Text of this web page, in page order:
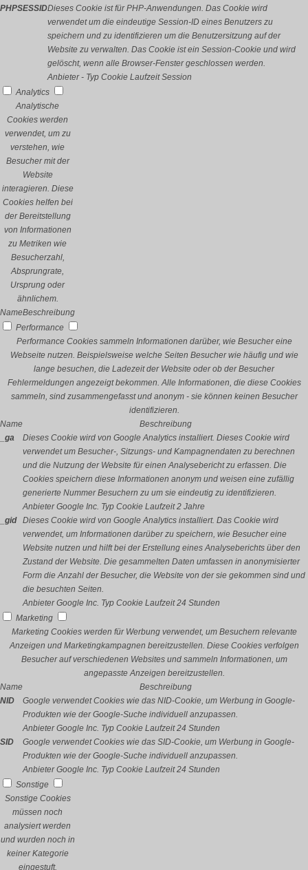
PHPSESSIDDieses Cookie ist für PHP-Anwendungen. Das Cookie wird
verwendet um die eindeutige Session-ID eines Benutzers zu
speichern und zu identifizieren um die Benutzersitzung auf der
Website zu verwalten. Das Cookie ist ein Session-Cookie und wird
gelöscht, wenn alle Browser-Fenster geschlossen werden.
Anbieter - Typ Cookie Laufzeit Session
Analytics
Analytische
Cookies werden
verwendet, um zu
verstehen, wie
Besucher mit der
Website
interagieren. Diese
Cookies helfen bei
der Bereitstellung
von Informationen
zu Metriken wie
Besucherzahl,
Absprungrate,
Ursprung oder
ähnlichem.
NameBeschreibung
Performance
Performance Cookies sammeln Informationen darüber, wie Besucher eine
Webseite nutzen. Beispielsweise welche Seiten Besucher wie häufig und wie
lange besuchen, die Ladezeit der Website oder ob der Besucher
Fehlermeldungen angezeigt bekommen. Alle Informationen, die diese Cookies
sammeln, sind zusammengefasst und anonym - sie können keinen Besucher
identifizieren.
Name
Beschreibung
_ga
Dieses Cookie wird von Google Analytics installiert. Dieses Cookie wird
verwendet um Besucher-, Sitzungs- und Kampagnendaten zu berechnen
und die Nutzung der Website für einen Analysebericht zu erfassen. Die
Cookies speichern diese Informationen anonym und weisen eine zufällig
generierte Nummer Besuchern zu um sie eindeutig zu identifizieren.
Anbieter Google Inc. Typ Cookie Laufzeit 2 Jahre
_gid
Dieses Cookie wird von Google Analytics installiert. Das Cookie wird
verwendet, um Informationen darüber zu speichern, wie Besucher eine
Website nutzen und hilft bei der Erstellung eines Analyseberichts über den
Zustand der Website. Die gesammelten Daten umfassen in anonymisierter
Form die Anzahl der Besucher, die Website von der sie gekommen sind und
die besuchten Seiten.
Anbieter Google Inc. Typ Cookie Laufzeit 24 Stunden
Marketing
Marketing Cookies werden für Werbung verwendet, um Besuchern relevante
Anzeigen und Marketingkampagnen bereitzustellen. Diese Cookies verfolgen
Besucher auf verschiedenen Websites und sammeln Informationen, um
angepasste Anzeigen bereitzustellen.
Name
Beschreibung
NID
Google verwendet Cookies wie das NID-Cookie, um Werbung in Google-
Produkten wie der Google-Suche individuell anzupassen.
Anbieter Google Inc. Typ Cookie Laufzeit 24 Stunden
SID
Google verwendet Cookies wie das SID-Cookie, um Werbung in Google-
Produkten wie der Google-Suche individuell anzupassen.
Anbieter Google Inc. Typ Cookie Laufzeit 24 Stunden
Sonstige
Sonstige Cookies
müssen noch
analysiert werden
und wurden noch in
keiner Kategorie
eingestuft.